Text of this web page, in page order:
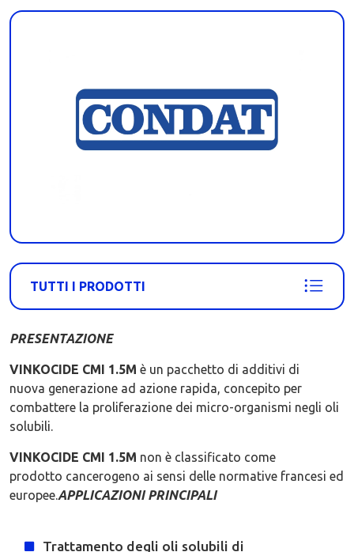
TUTTI I PRODOTTI
PRESENTAZIONE
VINKOCIDE CMI 1.5M è un pacchetto di additivi di
nuova generazione ad azione rapida, concepito per
combattere la proliferazione dei micro-organismi negli oli
solubili.
VINKOCIDE CMI 1.5M non è classificato come
prodotto cancerogeno ai sensi delle normative francesi ed
europee.APPLICAZIONI PRINCIPALI
Trattamento degli oli solubili di